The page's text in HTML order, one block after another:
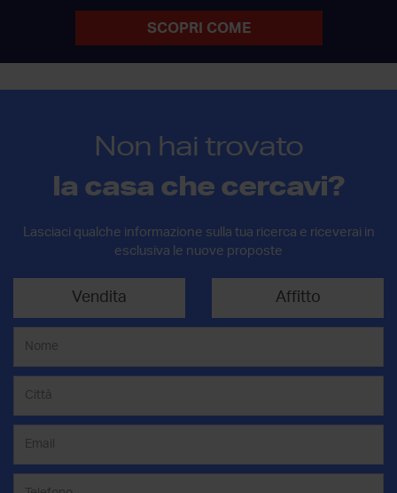
SCOPRI COME
Non hai trovato
la casa che cercavi?
Lasciaci qualche informazione sulla tua ricerca e riceverai in
esclusiva le nuove proposte
Vendita Affitto